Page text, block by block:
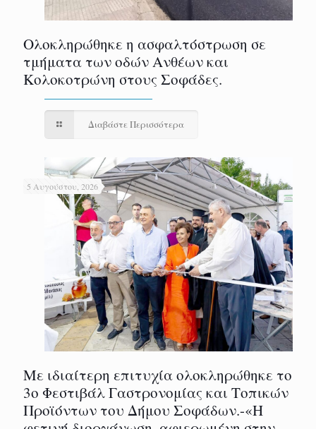
Ολοκληρώθηκε η ασφαλτόστρωση σε
τμήματα των οδών Ανθέων και
Κολοκοτρώνη στους Σοφάδες.
Διαβάστε Περισσότερα
5 Αυγούστου, 2026
Με ιδιαίτερη επιτυχία ολοκληρώθηκε το
3ο Φεστιβάλ Γαστρονομίας και Τοπικών
Προϊόντων του Δήμου Σοφάδων.-«Η